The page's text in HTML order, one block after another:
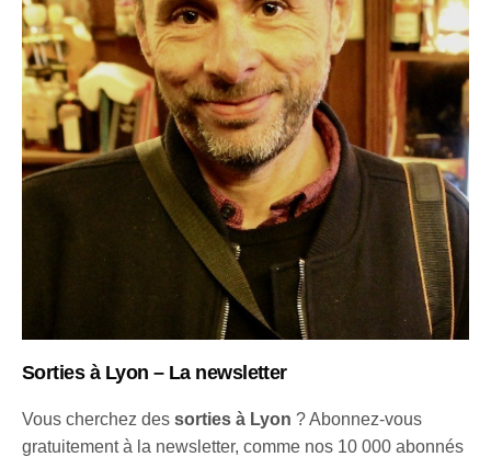
Sorties à Lyon – La newsletter
Vous cherchez dessorties à Lyon ? Abonnez-vous
gratuitement à la newsletter, comme nos 10 000 abonnés